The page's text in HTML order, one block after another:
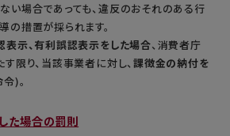
い場合であっても、違反のおそれのある行
の措置が採られます。
示、有利誤認表示をした場合、消費者庁
限り、当該事業者に対し、課徴金の納付を
)。
場合の罰則